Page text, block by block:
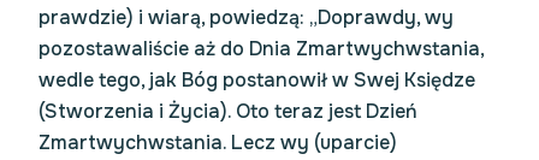
prawdzie) i wiarą, powiedzą: „Doprawdy, wy
pozostawaliście aż do Dnia Zmartwychwstania,
wedle tego, jak Bóg postanowił w Swej Księdze
(Stworzenia i Życia). Oto teraz jest Dzień
Zmartwychwstania. Lecz wy (uparcie)